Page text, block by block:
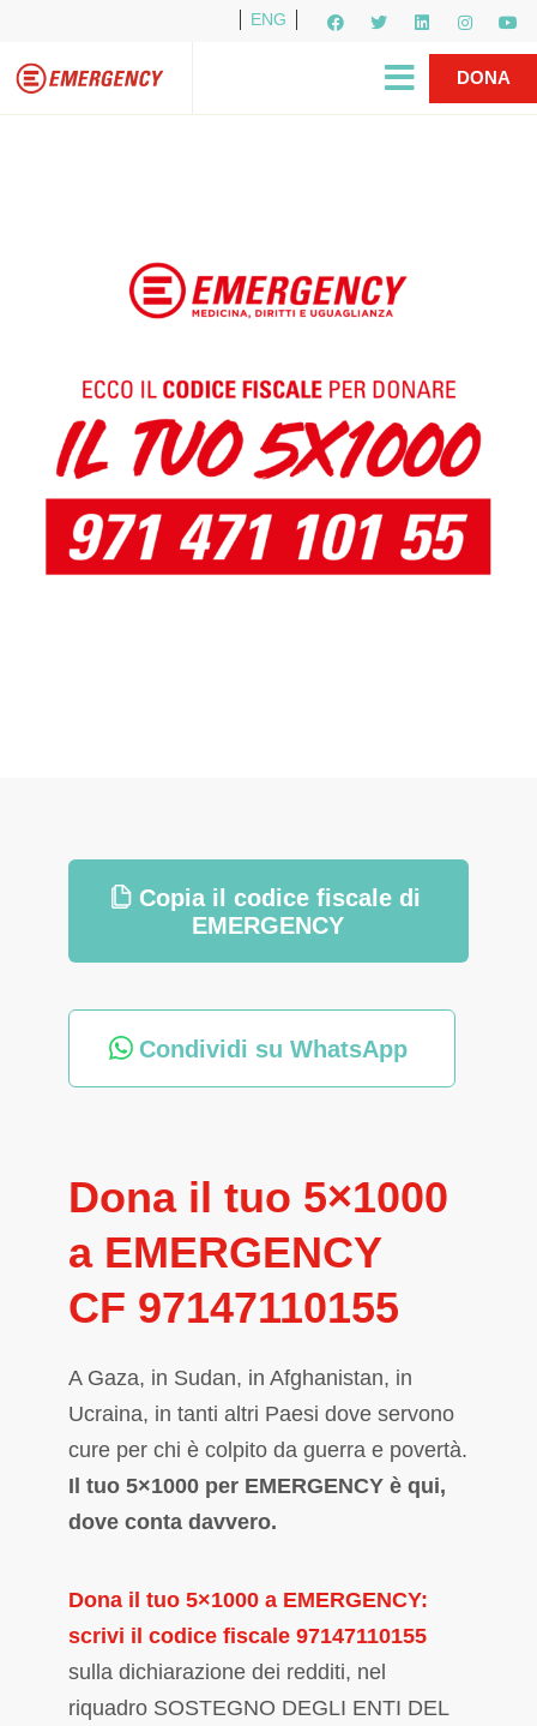
ENG
R1PUD1A
DONA
Copia il codice fiscale di
EMERGENCY
Condividi su WhatsApp
Dona il tuo 5×1000
a EMERGENCY
CF 97147110155
A Gaza, in Sudan, in Afghanistan, in
Ucraina, in tanti altri Paesi dove servono
cure per chi è colpito da guerra e povertà.
Il tuo 5×1000 per EMERGENCY è qui,
dove conta davvero.
Dona il tuo 5×1000 a EMERGENCY:
scrivi il codice fiscale 97147110155
sulla dichiarazione dei redditi, nel
riquadro SOSTEGNO DEGLI ENTI DEL